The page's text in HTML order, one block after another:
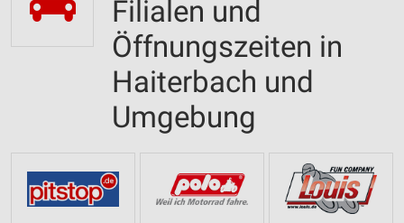
Filialen und
Öffnungszeiten in
Haiterbach und
Umgebung